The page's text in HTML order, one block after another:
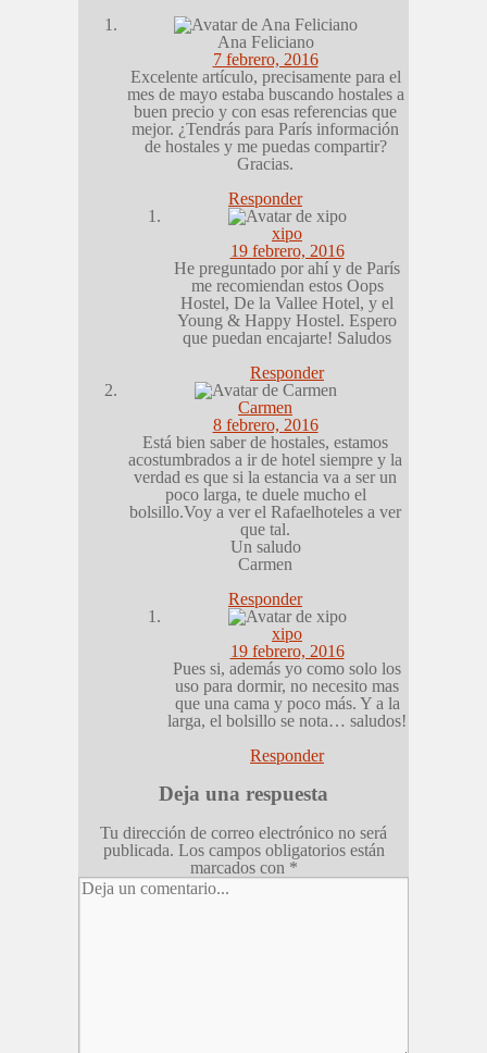
Ana Feliciano
7 febrero, 2016
Excelente artículo, precisamente para el
mes de mayo estaba buscando hostales a
buen precio y con esas referencias que
mejor. ¿Tendrás para París información
de hostales y me puedas compartir?
Gracias.
Responder
xipo
19 febrero, 2016
He preguntado por ahí y de París
me recomiendan estos Oops
Hostel, De la Vallee Hotel, y el
Young & Happy Hostel. Espero
que puedan encajarte! Saludos
Responder
Carmen
8 febrero, 2016
Está bien saber de hostales, estamos
acostumbrados a ir de hotel siempre y la
verdad es que si la estancia va a ser un
poco larga, te duele mucho el
bolsillo.Voy a ver el Rafaelhoteles a ver
que tal.
Un saludo
Carmen
Responder
xipo
19 febrero, 2016
Pues si, además yo como solo los
uso para dormir, no necesito mas
que una cama y poco más. Y a la
larga, el bolsillo se nota… saludos!
Responder
Deja una respuesta
Tu dirección de correo electrónico no será
publicada. Los campos obligatorios están
marcados con *